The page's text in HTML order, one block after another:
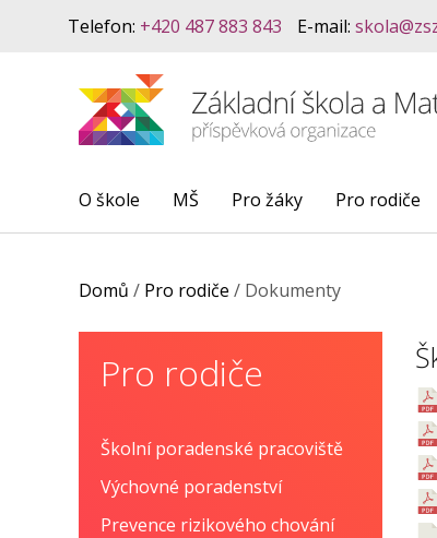
Telefon: +420 487 883 843 E-mail:
O škole MŠ Pro žáky Pro rodiče
Domů / Pro rodiče / Dokumenty
Pro rodiče
Školní poradenské pracoviště
Výchovné poradenství
Prevence rizikového chování